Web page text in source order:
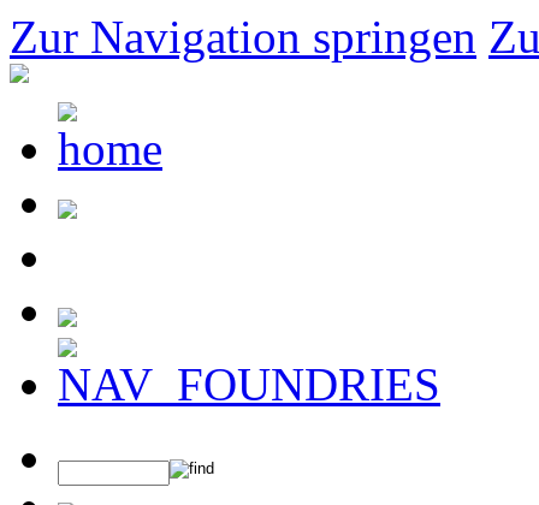
Zur Navigation springen